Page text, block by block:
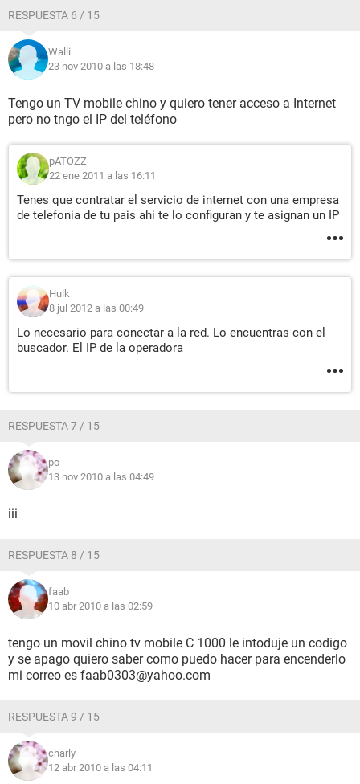
RESPUESTA 6 / 15
Walli
23 nov 2010 a las 18:48
Tengo un TV mobile chino y quiero tener acceso a Internet
pero no tngo el IP del teléfono
pATOZZ
22 ene 2011 a las 16:11
Tenes que contratar el servicio de internet con una empresa
de telefonia de tu pais ahi te lo configuran y te asignan un IP
Hulk
8 jul 2012 a las 00:49
Lo necesario para conectar a la red. Lo encuentras con el
buscador. El IP de la operadora
RESPUESTA 7 / 15
po
13 nov 2010 a las 04:49
iii
RESPUESTA 8 / 15
faab
10 abr 2010 a las 02:59
tengo un movil chino tv mobile C 1000 le intoduje un codigo
y se apago quiero saber como puedo hacer para encenderlo
mi correo es faab0303@yahoo.com
RESPUESTA 9 / 15
charly
12 abr 2010 a las 04:11